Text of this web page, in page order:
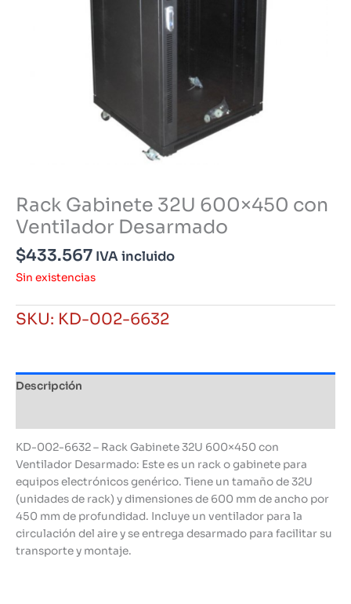
Rack Gabinete 32U 600×450 con
Ventilador Desarmado
$433.567 IVA incluido
Sin existencias
SKU: KD-002-6632
Descripción
KD-002-6632 – Rack Gabinete 32U 600×450 con
Ventilador Desarmado: Este es un rack o gabinete para
equipos electrónicos genérico. Tiene un tamaño de 32U
(unidades de rack) y dimensiones de 600 mm de ancho por
450 mm de profundidad. Incluye un ventilador para la
circulación del aire y se entrega desarmado para facilitar su
transporte y montaje.